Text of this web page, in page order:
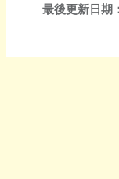
最後更新日期：